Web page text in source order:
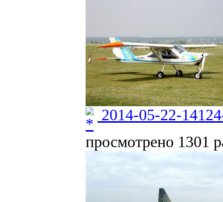
2014-05-22-
просмотрено 1301